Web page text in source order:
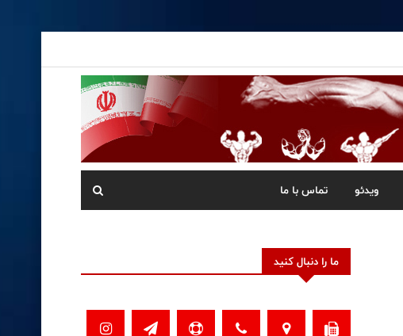
ویدئو تماس با ما
ما را دنبال کنید